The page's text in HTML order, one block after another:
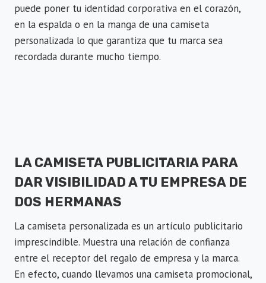
puede poner tu identidad corporativa en el corazón,
en la espalda o en la manga de una camiseta
personalizada lo que garantiza que tu marca sea
recordada durante mucho tiempo.
LA CAMISETA PUBLICITARIA PARA
DAR VISIBILIDAD A TU EMPRESA DE
DOS HERMANAS
La camiseta personalizada es un artículo publicitario
imprescindible. Muestra una relación de confianza
entre el receptor del regalo de empresa y la marca.
En efecto, cuando llevamos una camiseta promocional,